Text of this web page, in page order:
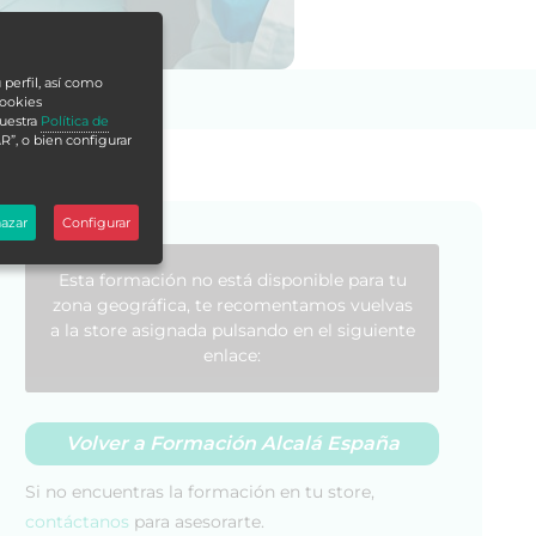
Esta formación no está disponible para tu
zona geográfica, te recomentamos vuelvas
a la store asignada pulsando en el siguiente
enlace:
Volver a Formación Alcalá España
Si no encuentras la formación en tu store,
contáctanos para asesorarte.
perfil, así como
Política de
o bien configurar
Configurar